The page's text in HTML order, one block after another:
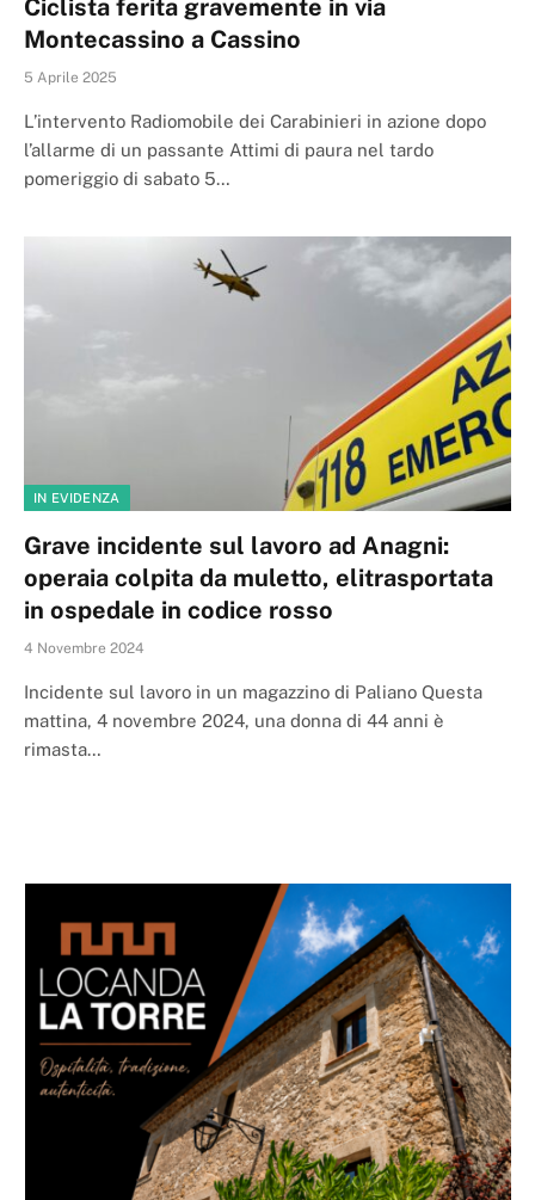
Ciclista ferita gravemente in via
Montecassino a Cassino
5 Aprile 2025
L’intervento Radiomobile dei Carabinieri in azione dopo
l’allarme di un passante Attimi di paura nel tardo
pomeriggio di sabato 5…
IN EVIDENZA
Grave incidente sul lavoro ad Anagni:
operaia colpita da muletto, elitrasportata
in ospedale in codice rosso
4 Novembre 2024
Incidente sul lavoro in un magazzino di Paliano Questa
mattina, 4 novembre 2024, una donna di 44 anni è
rimasta…